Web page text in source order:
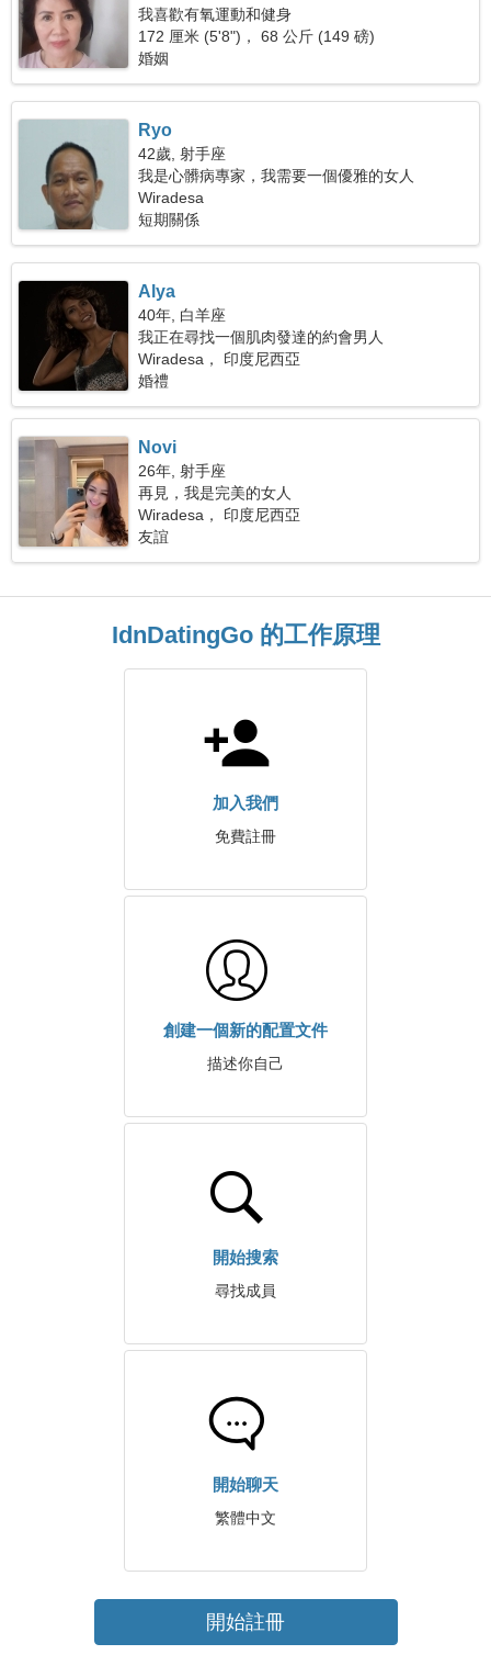
我喜歡有氧運動和健身
172 厘米 (5'8")， 68 公斤 (149 磅)
婚姻
Ryo
42歲, 射手座
我是心髒病專家，我需要一個優雅的女人
Wiradesa
短期關係
Alya
40年, 白羊座
我正在尋找一個肌肉發達的約會男人
Wiradesa， 印度尼西亞
婚禮
Novi
26年, 射手座
再見，我是完美的女人
Wiradesa， 印度尼西亞
友誼
IdnDatingGo 的工作原理
加入我們
免費註冊
創建一個新的配置文件
描述你自己
開始搜索
尋找成員
開始聊天
繁體中文
開始註冊